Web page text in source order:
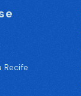
Recife